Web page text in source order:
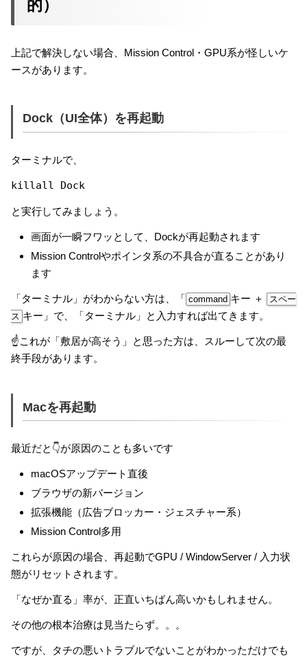
的）
上記で解決しない場合、Mission Control・GPU系が怪しいケ
ースがあります。
Dock（UI全体）を再起動
ターミナルで、
killall Dock
と実行してみましょう。
画面が一瞬フワッとして、Dockが再起動されます
Mission Controlやポインタ系の不具合が直ることがあり
ます
「ターミナル」がわからない方は、「 command キー ＋
スペー
ス キー」で、「ターミナル」と入力すれば出てきます。
☝️これが「敷居が高そう」と思った方は、スルーして次の最
終手段があります。
Macを再起動
最近だと👇が原因のことも多いです
macOSアップデート直後
ブラウザの新バージョン
拡張機能（広告ブロッカー・ジェスチャー系）
Mission Control多用
これらが原因の場合、再起動でGPU / WindowServer / 入力状
態がリセットされます。
「なぜか直る」率が、正直いちばん高いかもしれません。
その他の根本治療は見当たらず。。。
ですが、タチの悪いトラブルでないことがわかっただけでも